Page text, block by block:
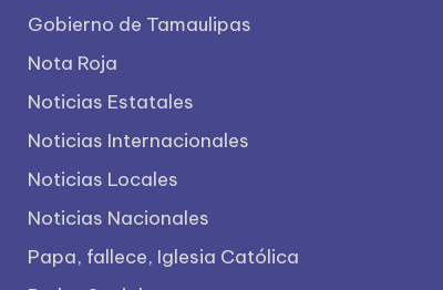
Gobierno de Tamaulipas
Nota Roja
Noticias Estatales
Noticias Internacionales
Noticias Locales
Noticias Nacionales
Papa, fallece, Iglesia Católica